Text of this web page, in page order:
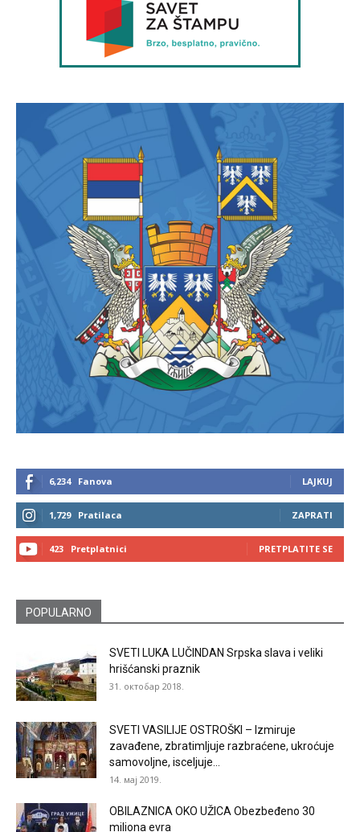
6,234 Fanova LAJKUJ
1,729 Pratilaca ZAPRATI
423 Pretplatnici PRETPLATITE SE
POPULARNO
SVETI LUKA LUČINDAN Srpska slava i veliki
hrišćanski praznik
31. октобар 2018.
SVETI VASILIJE OSTROŠKI – Izmiruje
zavađene, zbratimljuje razbraćene, ukroćuje
samovoljne, isceljuje...
14. мај 2019.
OBILAZNICA OKO UŽICA Obezbeđeno 30
miliona evra